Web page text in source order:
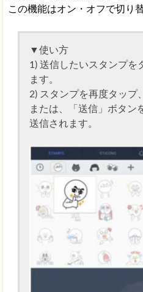
この機能はオン・オフで切り
▼使い方
1) 送信したいスタンプを
ます。
2) スタンプを再度タップ、
または、「送信」ボタン
送信されます。